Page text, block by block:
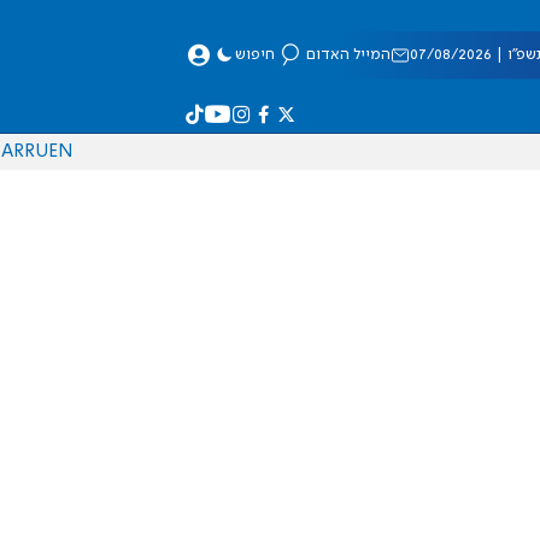
08/2026 המייל האדום חיפוש
EN
RU
AR